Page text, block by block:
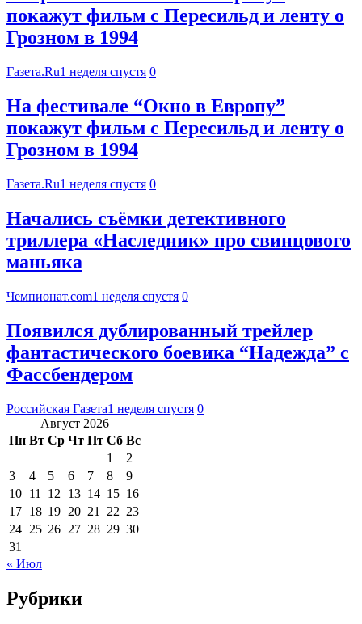
покажут фильм с Пересильд и ленту о
Грозном в 1994
Газета.Ru1 неделя спустя 0
На фестивале “Окно в Европу”
покажут фильм с Пересильд и ленту о
Грозном в 1994
Газета.Ru1 неделя спустя 0
Начались съёмки детективного
триллера «Наследник» про свинцового
маньяка
Чемпионат.com1 неделя спустя 0
Появился дублированный трейлер
фантастического боевика “Надежда” с
Фассбендером
Российская Газета1 неделя спустя 0
Август 2026
Пн Вт Ср Чт Пт Сб Вс
1
2
3
4 5 6 7 8
9
10 11 12 13 14 15 16
17 18 19 20 21 22 23
24 25 26 27 28 29 30
31
« Июл
Рубрики